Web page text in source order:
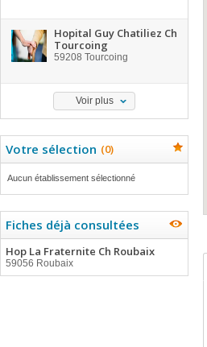
Hopital Guy Chatiliez Ch
Tourcoing
59208 Tourcoing
Voir plus
Votre sélection (0)
Aucun établissement sélectionné
Fiches déjà consultées
Hop La Fraternite Ch Roubaix
59056 Roubaix